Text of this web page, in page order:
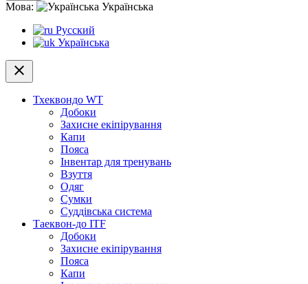
Мова:
Українська
Русский
Українська
close
Тхеквондо WT
Добоки
Захисне екіпірування
Капи
Пояса
Інвентар для тренувань
Взуття
Одяг
Сумки
Суддівська система
Таеквон-до ITF
Добоки
Захисне екіпірування
Пояса
Капи